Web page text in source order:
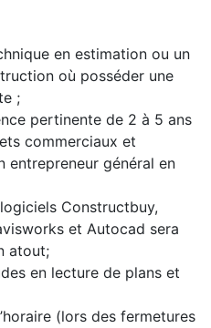
en estimation ou un
où posséder une
;
pertinente de 2 à 5 ans
commerciaux et
entrepreneur général en
Constructbuy,
et Autocad sera
atout;
en lecture de plans et
(lors des fermetures